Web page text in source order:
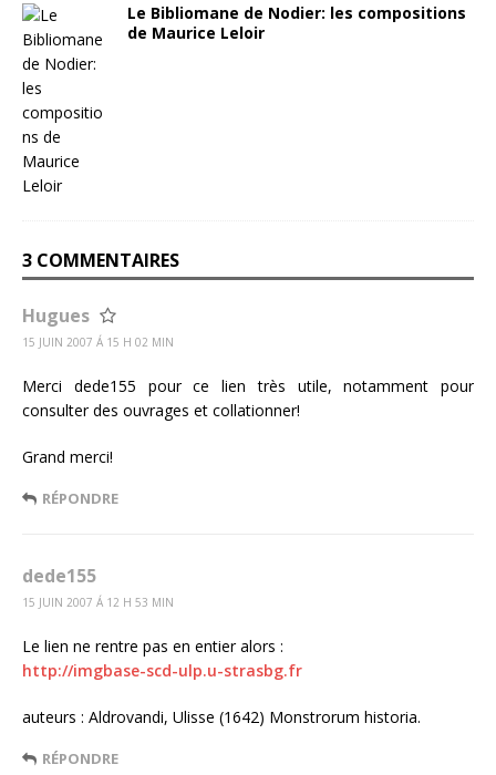
Le Bibliomane de Nodier: les compositions
de Maurice Leloir
3 COMMENTAIRES
Hugues
15 JUIN 2007 Á 15 H 02 MIN
Merci dede155 pour ce lien très utile, notamment pour
consulter des ouvrages et collationner!
Grand merci!
RÉPONDRE
dede155
15 JUIN 2007 Á 12 H 53 MIN
Le lien ne rentre pas en entier alors :
http://imgbase-scd-ulp.u-strasbg.fr
auteurs : Aldrovandi, Ulisse (1642) Monstrorum historia.
RÉPONDRE